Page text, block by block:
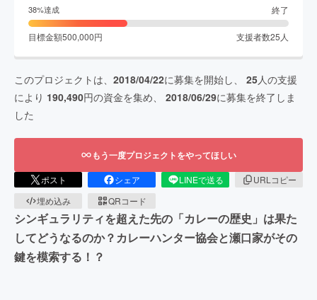
38%達成 終了
目標金額500,000円 支援者数25 人
このプロジェクトは、 2018/04/22に募集を開始し、 25人の支援
により 190,490円の資金を集め、 2018/06/29に募集を終了しま
した
もう一度プロジェクトをやってほしい
ポスト シェア LINEで送る
URLコピー
埋め込み
QRコード
シンギュラリティを超えた先の「カレーの歴史」は果た
してどうなるのか？カレーハンター協会と瀬口家がその
鍵を模索する！？